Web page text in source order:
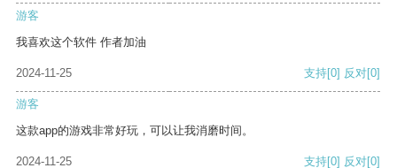
游客
我喜欢这个软件 作者加油
2024-11-25 支持[0] 反对[0]
游客
这款app的游戏非常好玩，可以让我消磨时间。
2024-11-25 支持[0] 反对[0]